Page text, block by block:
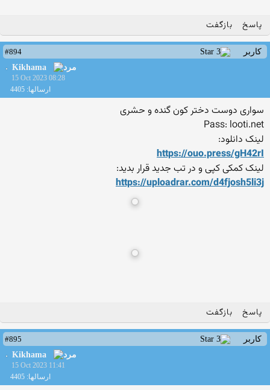
پاسخ بازگفت
کاربر
#894
Kikhama
15 Oct 2023 08:28
ارسالها: 4405
سواری دوست دختر کون گنده و حشری
Pass: looti.net
لینک دانلود:
https://ouo.press/gH42rI
لینک کمکی کپی و در تب جدید قرار بدید:
https://uploadrar.com/d4fjosh5li3j
پاسخ بازگفت
کاربر
#895
Kikhama
15 Oct 2023 11:41
ارسالها: 4405